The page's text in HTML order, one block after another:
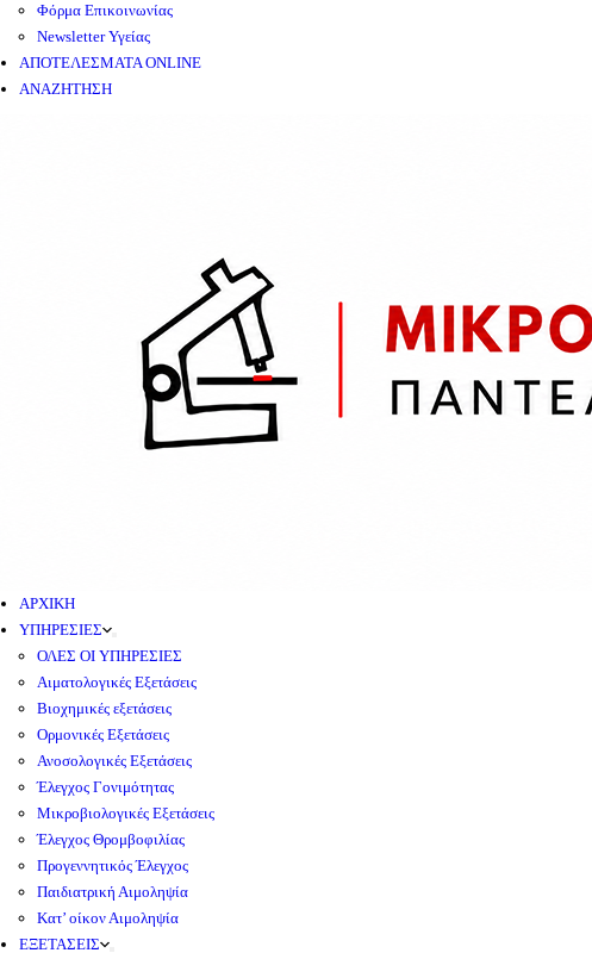
Φόρμα Επικοινωνίας
Newsletter Υγείας
ΑΠΟΤΕΛΕΣΜΑΤΑ ONLINE
ΑΝΑΖΗΤΗΣΗ
ΑΡΧΙΚΗ
ΥΠΗΡΕΣΙΕΣ
ΟΛΕΣ ΟΙ ΥΠΗΡΕΣΙΕΣ
Αιματολογικές Εξετάσεις
Βιοχημικές εξετάσεις
Ορμονικές Εξετάσεις
Ανοσολογικές Εξετάσεις
Έλεγχος Γονιμότητας
Μικροβιολογικές Εξετάσεις
Έλεγχος Θρομβοφιλίας
Προγεννητικός Έλεγχος
Παιδιατρική Αιμοληψία
Κατ’ οίκον Αιμοληψία
ΕΞΕΤΑΣΕΙΣ